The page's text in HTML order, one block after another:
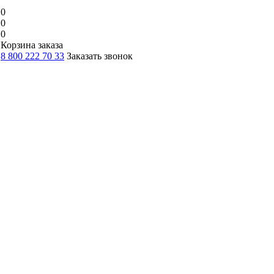
0
0
0
Корзина заказа
8 800 222 70 33 Заказать звонок